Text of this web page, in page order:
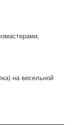
на весельной